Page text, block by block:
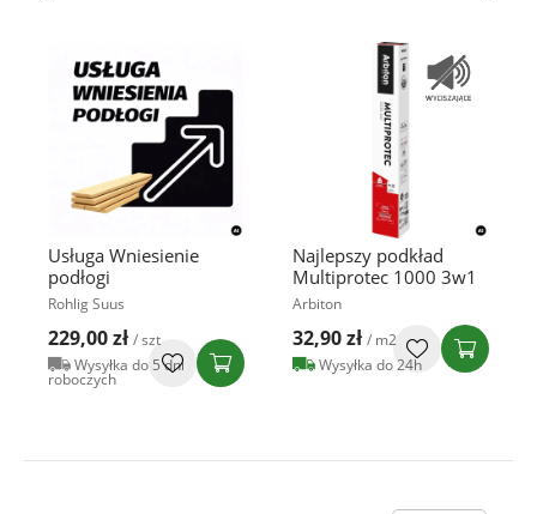
Usługa Wniesienie
podłogi
Rohlig Suus
229,00 zł / szt
Wysyłka do 5 dni
roboczych
Najlepszy podkład
Multiprotec 1000 3w1
Arbiton
32,90 zł / m2
Wysyłka do 24h